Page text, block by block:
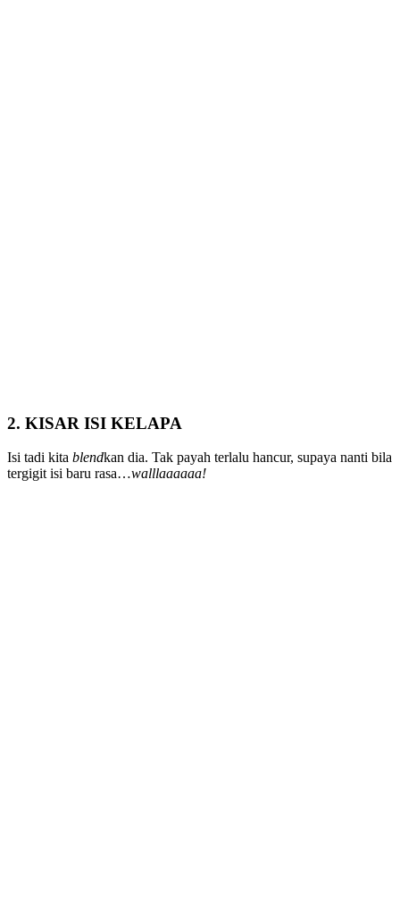
2. KISAR ISI KELAPA
Isi tadi kita blendkan dia. Tak payah terlalu hancur, supaya nanti bila
tergigit isi baru rasa…walllaaaaaa!